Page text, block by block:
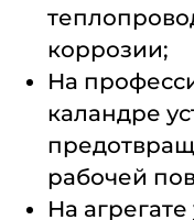
коррозии;
На
каландре
рабочей
На